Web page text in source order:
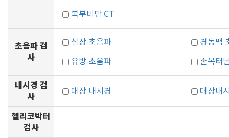
복부비만 CT
초음파 검
사
심장 초음파 경동맥
유방 초음파 손목터
내시경 검
사
대장 내시경 대장내
헬리코박터
검사